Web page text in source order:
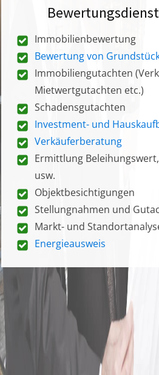
Immobilienbewertung
Bewertung von
Immobiliengutachten
Mietwertgutachten etc.)
Schadensgutachten
Investment- und
Verkäuferberatung
Ermittlung
usw.
Objektbesichtigungen
Stellungnahmen und
Markt- und
Energieausweis